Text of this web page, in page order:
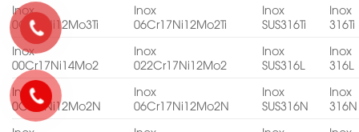
Inox
0Cr18Ni12Mo3Ti
Inox
06Cr17Ni12Mo2Ti
Inox
SUS316Ti
Inox
316Ti
Inox
00Cr17Ni14Mo2
Inox
022Cr17Ni12Mo2
Inox
SUS316L
Inox
316L
Inox
0Cr17Ni12Mo2N
Inox
06Cr17Ni12Mo2N
Inox
SUS316N
Inox
316N